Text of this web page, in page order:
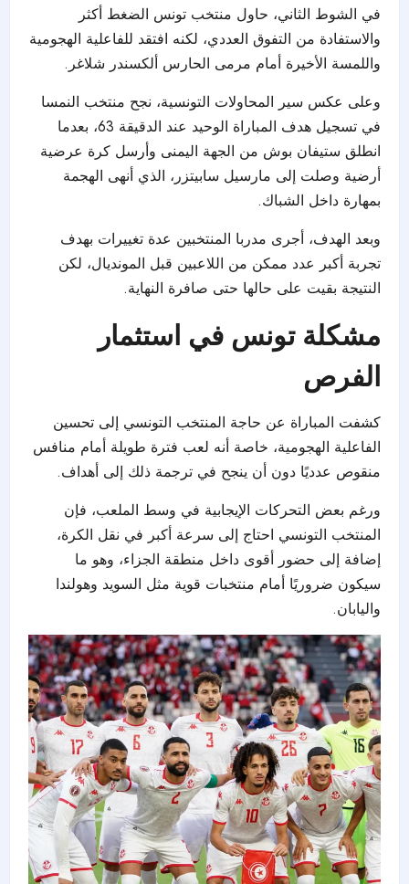
في الشوط الثاني، حاول منتخب تونس الضغط أكثر
والاستفادة من التفوق العددي، لكنه افتقد للفاعلية الهجومية
واللمسة الأخيرة أمام مرمى الحارس ألكسندر شلاغر.
وعلى عكس سير المحاولات التونسية، نجح منتخب النمسا
في تسجيل هدف المباراة الوحيد عند الدقيقة 63، بعدما
انطلق ستيفان بوش من الجهة اليمنى وأرسل كرة عرضية
أرضية وصلت إلى مارسيل سابيتزر، الذي أنهى الهجمة
بمهارة داخل الشباك.
وبعد الهدف، أجرى مدربا المنتخبين عدة تغييرات بهدف
تجربة أكبر عدد ممكن من اللاعبين قبل المونديال، لكن
النتيجة بقيت على حالها حتى صافرة النهاية.
مشكلة تونس في استثمار
الفرص
كشفت المباراة عن حاجة المنتخب التونسي إلى تحسين
الفاعلية الهجومية، خاصة أنه لعب فترة طويلة أمام منافس
منقوص عدديًا دون أن ينجح في ترجمة ذلك إلى أهداف.
ورغم بعض التحركات الإيجابية في وسط الملعب، فإن
المنتخب التونسي احتاج إلى سرعة أكبر في نقل الكرة،
إضافة إلى حضور أقوى داخل منطقة الجزاء، وهو ما
سيكون ضروريًا أمام منتخبات قوية مثل السويد وهولندا
واليابان.